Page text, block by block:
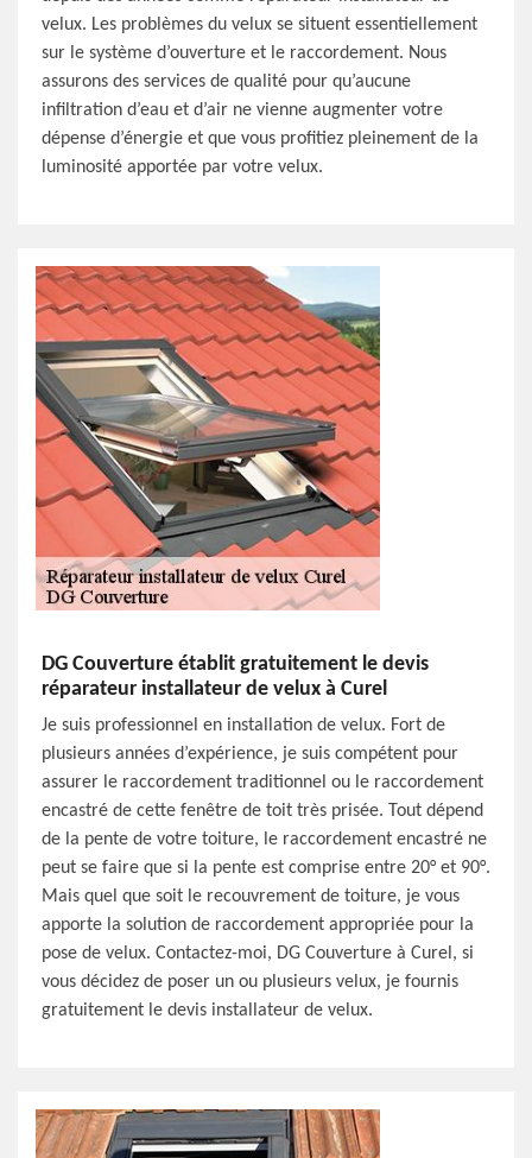
velux. Les problèmes du velux se situent essentiellement
sur le système d’ouverture et le raccordement. Nous
assurons des services de qualité pour qu’aucune
infiltration d’eau et d’air ne vienne augmenter votre
dépense d’énergie et que vous profitiez pleinement de la
luminosité apportée par votre velux.
DG Couverture établit gratuitement le devis
réparateur installateur de velux à Curel
Je suis professionnel en installation de velux. Fort de
plusieurs années d’expérience, je suis compétent pour
assurer le raccordement traditionnel ou le raccordement
encastré de cette fenêtre de toit très prisée. Tout dépend
de la pente de votre toiture, le raccordement encastré ne
peut se faire que si la pente est comprise entre 20° et 90°.
Mais quel que soit le recouvrement de toiture, je vous
apporte la solution de raccordement appropriée pour la
pose de velux. Contactez-moi, DG Couverture à Curel, si
vous décidez de poser un ou plusieurs velux, je fournis
gratuitement le devis installateur de velux.